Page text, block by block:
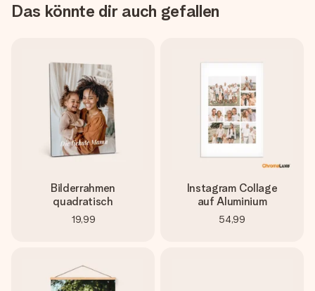
Das könnte dir auch gefallen
Bilderrahmen
quadratisch
19,99
Instagram Collage
auf Aluminium
54,99